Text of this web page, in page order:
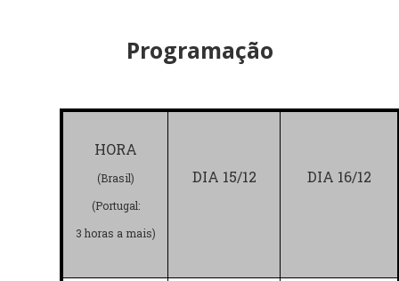
Programação
HORA
(Brasil)
(Portugal:
3 horas a mais)
DIA 15/12 DIA 16/12